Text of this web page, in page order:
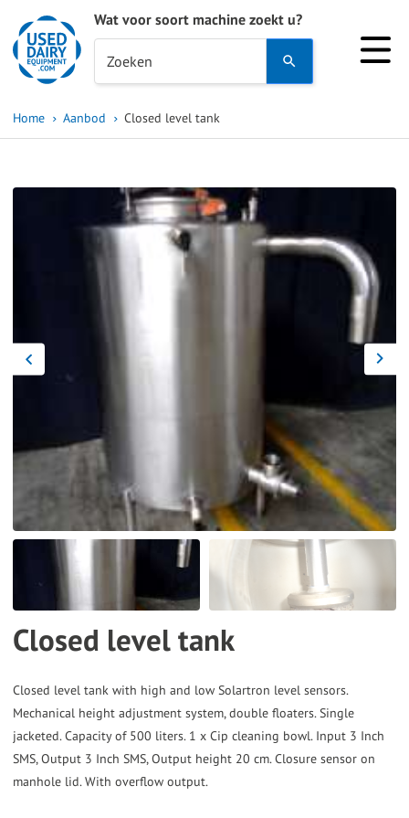
Wat voor soort machine zoekt u?
Zoeken
and
to
select
selected
search
result.
Touch
can
use
and
swipe
gestures.
Home Aanbod Closed level tank
Closed level tank
Closed level tank with high and low Solartron level sensors.
Mechanical height adjustment system, double floaters. Single
jacketed. Capacity of 500 liters. 1 x Cip cleaning bowl. Input 3 Inch
SMS, Output 3 Inch SMS, Output height 20 cm. Closure sensor on
manhole lid. With overflow output.